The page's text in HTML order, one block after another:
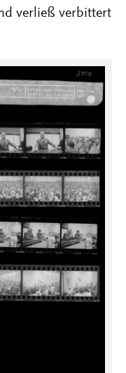
verließ verbittert